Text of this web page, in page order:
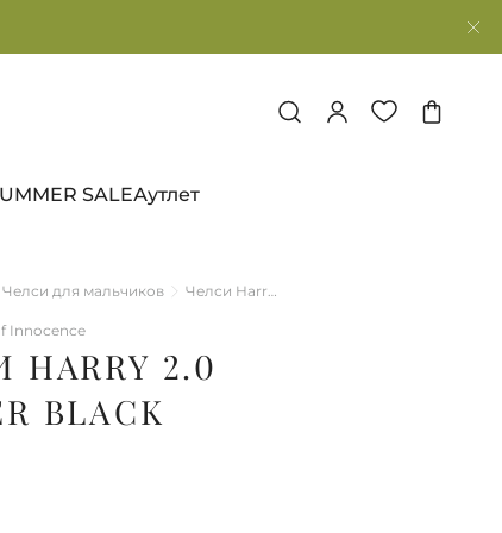
SALEАутлет
Челси для мальчиков Челси Harry 2.0 Winter Black
Innocence
2.0
BLACK